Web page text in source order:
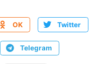
OK Twitter
Telegram